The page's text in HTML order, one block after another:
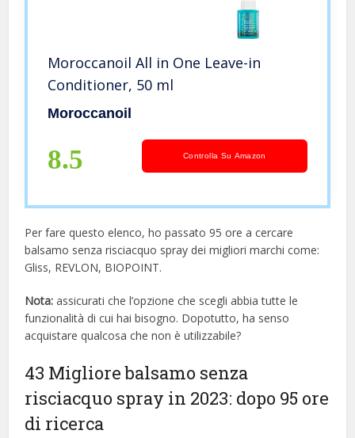
Moroccanoil All in One Leave-in
Conditioner, 50 ml
Moroccanoil
8.5 Controlla Su Amazon
Per fare questo elenco, ho passato 95 ore a cercare
balsamo senza risciacquo spray dei migliori marchi come:
Gliss, REVLON, BIOPOINT.
Nota: assicurati che l’opzione che scegli abbia tutte le
funzionalità di cui hai bisogno. Dopotutto, ha senso
acquistare qualcosa che non è utilizzabile?
43 Migliore balsamo senza
risciacquo spray in 2023: dopo 95 ore
di ricerca